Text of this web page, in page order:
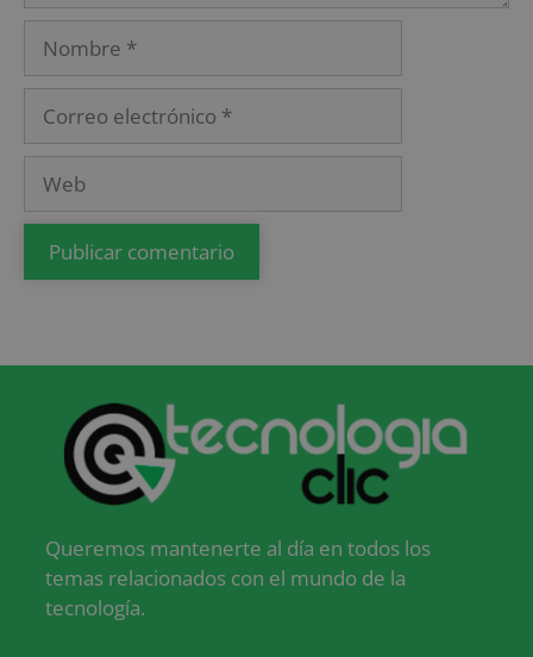
Queremos mantenerte al día en todos los
temas relacionados con el mundo de la
tecnología.